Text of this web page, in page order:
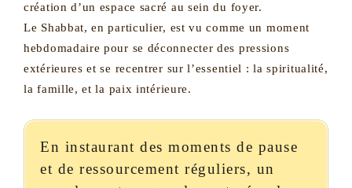
création d’un espace sacré au sein du foyer.
Le Shabbat, en particulier, est vu comme un moment
hebdomadaire pour se déconnecter des pressions
extérieures et se recentrer sur l’essentiel : la spiritualité,
la famille, et la paix intérieure.
En instaurant des moments de pause
et de ressourcement réguliers, un